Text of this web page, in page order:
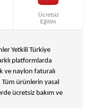
Ücretsiz
Eğitim
Yetkili Türkiye
platformlarda
ve naylon faturalı
ürünlerin yasal
ücretsiz bakım ve